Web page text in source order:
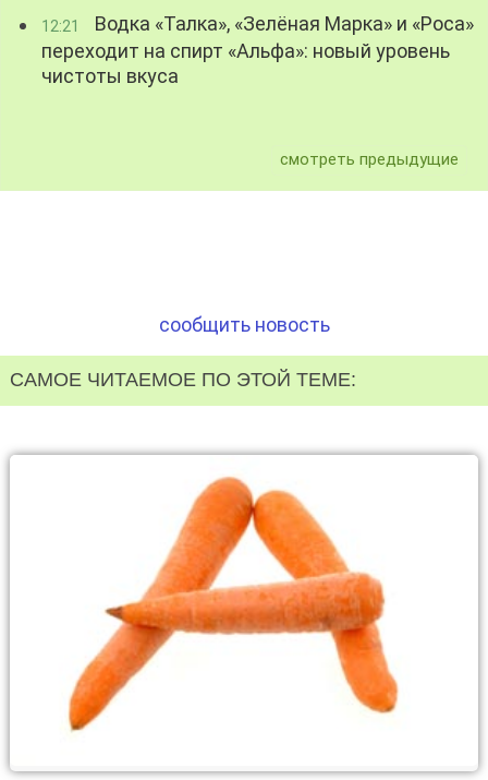
12:21
Водка «Талка», «Зелёная Марка» и «Роса»
переходит на спирт «Альфа»: новый уровень
чистоты вкуса
смотреть предыдущие
сообщить новость
САМОЕ ЧИТАЕМОЕ ПО ЭТОЙ ТЕМЕ: